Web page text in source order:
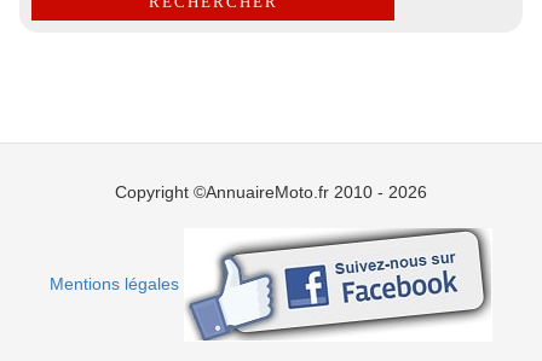
Copyright ©AnnuaireMoto.fr 2010 - 2026
Mentions légales